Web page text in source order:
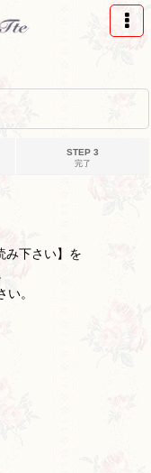
STEP 3
完了
み下さい】を
。